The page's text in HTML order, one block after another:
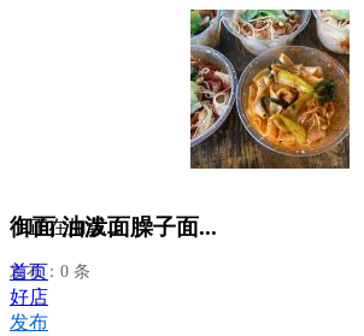
御面 油泼面臊子面...
发布：0 条
正在加载...
首页
好店
发布